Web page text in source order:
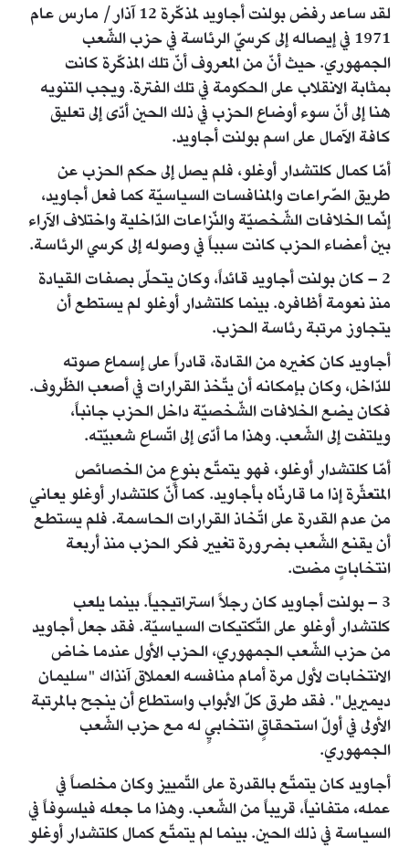
لقد ساعد رفض بولنت أجاويد لمذكّرة 12 آذار/ مارس عام
1971 في إيصاله إلى كرسيّ الرئاسة في حزب الشّعب
الجمهوري. حيث أنّ من المعروف أنّ تلك المذكّرة كانت
بمثابة الانقلاب على الحكومة في تلك الفترة. ويجب التنويه
هنا إلى أنّ سوء أوضاع الحزب في ذلك الحين أدّى إلى تعليق
كافة الآمال على اسم بولنت أجاويد.
أمّا كمال كلتشدار أوغلو، فلم يصل إلى حكم الحزب عن
طريق الصّراعات والمنافسات السياسيّة كما فعل أجاويد،
إنّما الخلافات الشّخصيّة والنّزاعات الدّاخلية واختلاف الآراء
بين أعضاء الحزب كانت سبباً في وصوله إلى كرسي الرئاسة.
2 – كان بولنت أجاويد قائداً، وكان يتحلّى بصفات القيادة
منذ نعومة أظافره. بينما كلتشدار أوغلو لم يستطع أن
يتجاوز مرتبة رئاسة الحزب.
أجاويد كان كغيره من القادة، قادراً على إسماع صوته
للدّاخل، وكان بإمكانه أن يتّخذ القرارات في أصعب الظّروف.
فكان يضع الخلافات الشّخصيّة داخل الحزب جانباً،
ويلتفت إلى الشّعب. وهذا ما أدّى إلى اتّساع شعبيّته.
أمّا كلتشدار أوغلو، فهو يتمتّع بنوعٍ من الخصائص
المتعثّرة إذا ما قارنّاه بأجاويد. كما أنّ كلتشدار أوغلو يعاني
من عدم القدرة على اتّخاذ القرارات الحاسمة. فلم يستطع
أن يقنع الشّعب بضرورة تغيير فكر الحزب منذ أربعة
انتخاباتٍ مضت.
3 – بولنت أجاويد كان رجلاً استراتيجياً. بينما يلعب
كلتشدار أوغلو على التّكتيكات السياسيّة. فقد جعل أجاويد
من حزب الشّعب الجمهوري، الحزب الأول عندما خاض
الانتخابات لأول مرة أمام منافسه العملاق آنذاك "سليمان
ديميريل". فقد طرق كلّ الأبواب واستطاع أن ينجح بالمرتبة
الأولى في أولّ استحقاقٍ انتخابيٍ له مع حزب الشّعب
الجمهوري.
أجاويد كان يتمتّع بالقدرة على التّمييز وكان مخلصاً في
عمله، متفانياً، قريباً من الشّعب. وهذا ما جعله فيلسوفاً في
السياسة في ذلك الحين. بينما لم يتمتّع كمال كلتشدار أوغلو